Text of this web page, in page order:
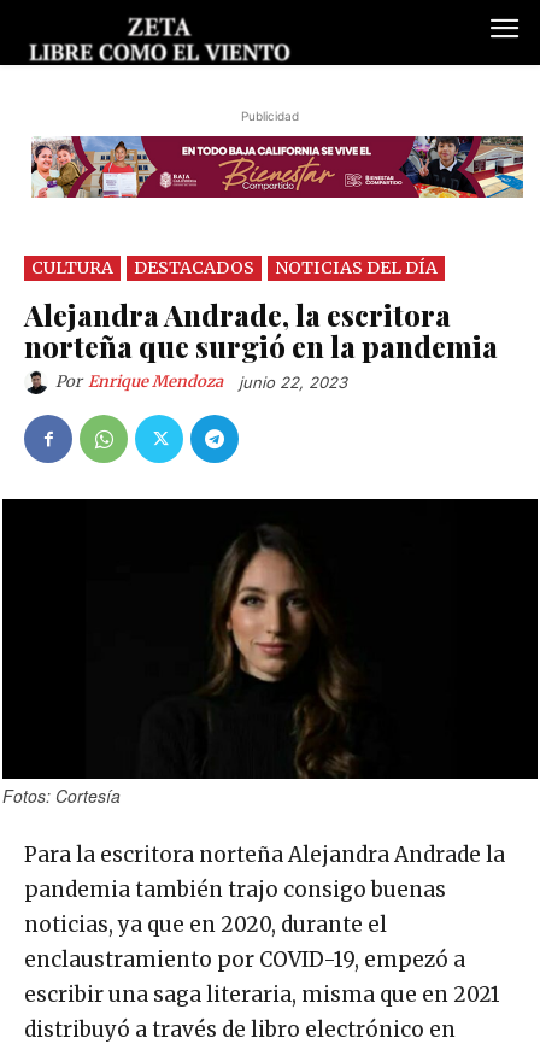
Publicidad
CULTURA DESTACADOS NOTICIAS DEL DÍA
Alejandra Andrade, la escritora
norteña que surgió en la pandemia
Por Enrique Mendoza junio 22, 2023
Fotos: Cortesía
Para la escritora norteña Alejandra Andrade la
pandemia también trajo consigo buenas
noticias, ya que en 2020, durante el
enclaustramiento por COVID-19, empezó a
escribir una saga literaria, misma que en 2021
distribuyó a través de libro electrónico en